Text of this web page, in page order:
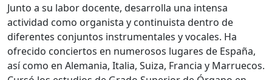
Junto a su labor docente, desarrolla una intensa
actividad como organista y continuista dentro de
diferentes conjuntos instrumentales y vocales. Ha
ofrecido conciertos en numerosos lugares de España,
así como en Alemania, Italia, Suiza, Francia y Marruecos.